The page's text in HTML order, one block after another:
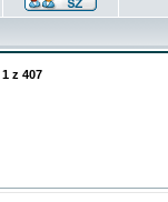
1 z 407